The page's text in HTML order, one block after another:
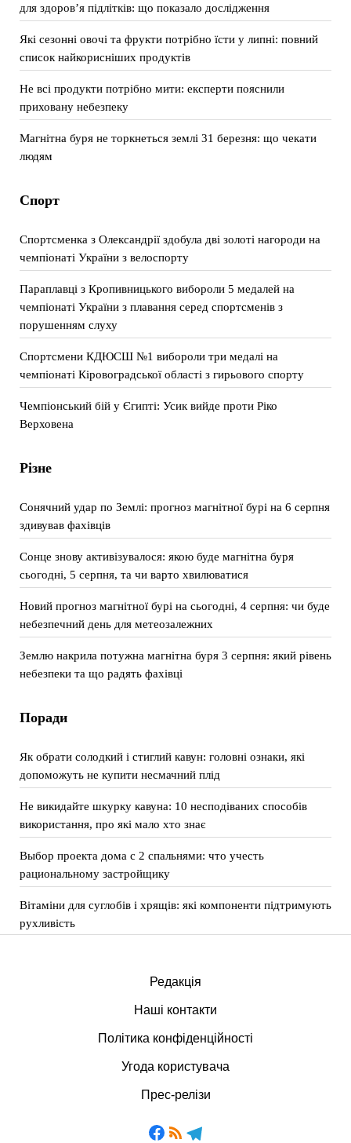
для здоров’я підлітків: що показало дослідження
Які сезонні овочі та фрукти потрібно їсти у липні: повний
список найкорисніших продуктів
Не всі продукти потрібно мити: експерти пояснили
приховану небезпеку
Магнітна буря не торкнеться землі 31 березня: що чекати
людям
Спорт
Спортсменка з Олександрії здобула дві золоті нагороди на
чемпіонаті України з велоспорту
Параплавці з Кропивницького вибороли 5 медалей на
чемпіонаті України з плавання серед спортсменів з
порушенням слуху
Спортсмени КДЮСШ №1 вибороли три медалі на
чемпіонаті Кіровоградської області з гирьового спорту
Чемпіонський бій у Єгипті: Усик вийде проти Ріко
Верховена
Різне
Сонячний удар по Землі: прогноз магнітної бурі на 6 серпня
здивував фахівців
Сонце знову активізувалося: якою буде магнітна буря
сьогодні, 5 серпня, та чи варто хвилюватися
Новий прогноз магнітної бурі на сьогодні, 4 серпня: чи буде
небезпечний день для метеозалежних
Землю накрила потужна магнітна буря 3 серпня: який рівень
небезпеки та що радять фахівці
Поради
Як обрати солодкий і стиглий кавун: головні ознаки, які
допоможуть не купити несмачний плід
Не викидайте шкурку кавуна: 10 несподіваних способів
використання, про які мало хто знає
Выбор проекта дома с 2 спальнями: что учесть
рациональному застройщику
Вітаміни для суглобів і хрящів: які компоненти підтримують
рухливість
Редакція
Наші контакти
Політика конфіденційності
Угода користувача
Прес-релізи